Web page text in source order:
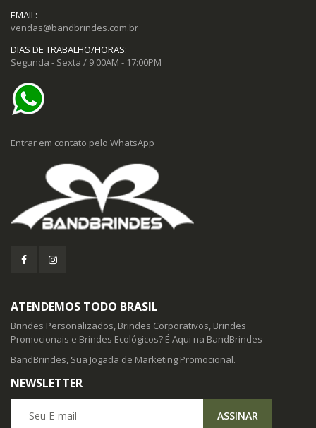
EMAIL:
vendas@bandbrindes.com.br
DIAS DE TRABALHO/HORAS:
Segunda - Sexta / 9:00AM - 17:00PM
Entrar em contato pelo WhatsApp
ATENDEMOS TODO BRASIL
Brindes Personalizados, Brindes Corporativos, Brindes
Promocionais e Brindes Ecológicos? É Aqui na BandBrindes
BandBrindes, Sua Jogada de Marketing Promocional.
NEWSLETTER
ASSINAR